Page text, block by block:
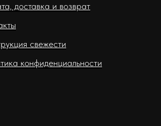
доставка и возврат
свежести
конфиденциальности